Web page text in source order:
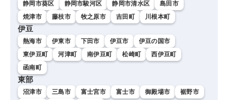
静岡市葵区 静岡市駿河区 静岡市清水区
島田市
焼津市
藤枝市 牧之原市 吉田町 川根本町
伊豆
熱海市 伊東市 下田市 伊豆市
伊豆の国市
東伊豆町
河津町 南伊豆町 松崎町
西伊豆町
函南町
東部
沼津市 三島市 富士宮市 富士市 御殿場市
裾野市